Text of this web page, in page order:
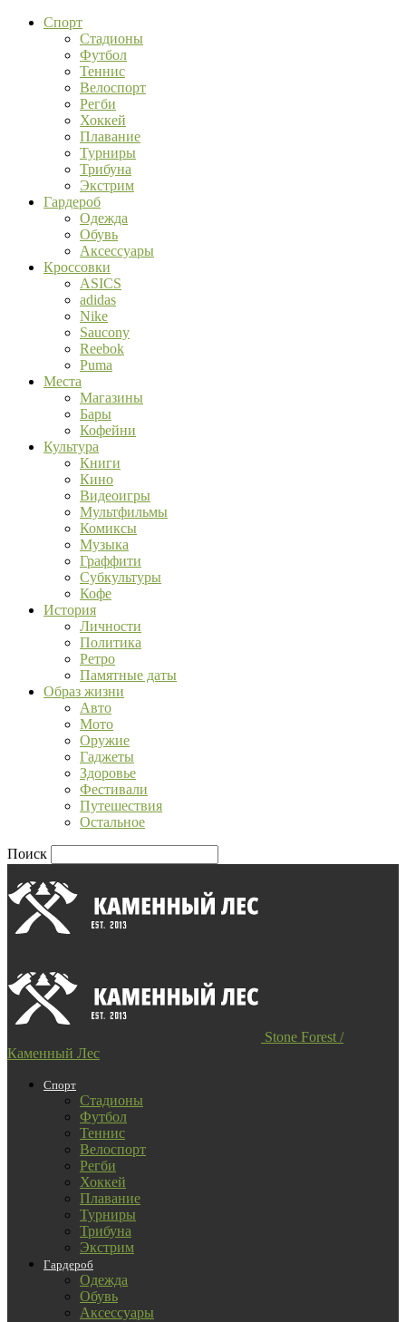
Спорт
Стадионы
Футбол
Теннис
Велоспорт
Регби
Хоккей
Плавание
Турниры
Трибуна
Экстрим
Гардероб
Одежда
Обувь
Аксессуары
Кроссовки
ASICS
adidas
Nike
Saucony
Reebok
Puma
Места
Магазины
Бары
Кофейни
Культура
Книги
Кино
Видеоигры
Мультфильмы
Комиксы
Музыка
Граффити
Субкультуры
Кофе
История
Личности
Политика
Ретро
Памятные даты
Образ жизни
Авто
Мото
Оружие
Гаджеты
Здоровье
Фестивали
Путешествия
Остальное
Поиск
Stone Forest /
Каменный Лес
Спорт
Стадионы
Футбол
Теннис
Велоспорт
Регби
Хоккей
Плавание
Турниры
Трибуна
Экстрим
Гардероб
Одежда
Обувь
Аксессуары